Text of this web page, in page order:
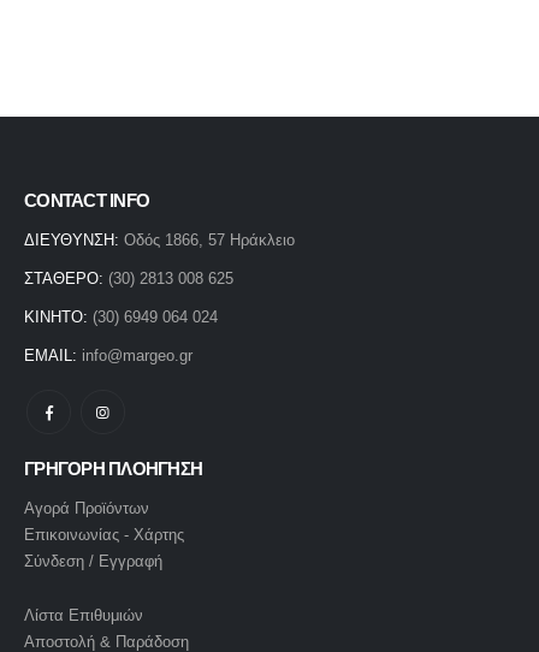
CONTACT INFO
ΔΙΕΥΘΥΝΣΗ: Οδός 1866, 57 Ηράκλειο
ΣΤΑΘΕΡΟ: (30) 2813 008 625
ΚΙΝΗΤΟ: (30) 6949 064 024
EMAIL: info@margeo.gr
ΓΡΗΓΟΡΗ ΠΛΟΗΓΗΣΗ
Αγορά Προϊόντων
Επικοινωνίας - Χάρτης
Σύνδεση / Εγγραφή
Λίστα Επιθυμιών
Αποστολή & Παράδοση